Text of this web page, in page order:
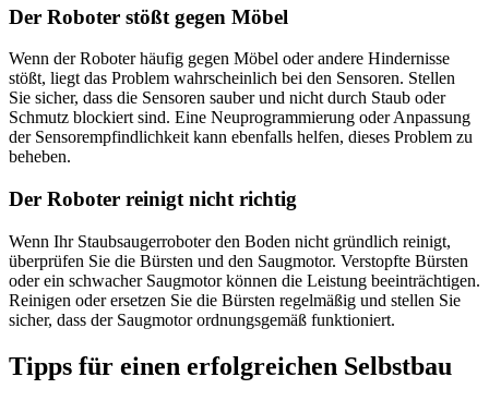
Der Roboter stößt gegen Möbel
Wenn der Roboter häufig gegen Möbel oder andere Hindernisse
stößt, liegt das Problem wahrscheinlich bei den Sensoren. Stellen
Sie sicher, dass die Sensoren sauber und nicht durch Staub oder
Schmutz blockiert sind. Eine Neuprogrammierung oder Anpassung
der Sensorempfindlichkeit kann ebenfalls helfen, dieses Problem zu
beheben.
Der Roboter reinigt nicht richtig
Wenn Ihr Staubsaugerroboter den Boden nicht gründlich reinigt,
überprüfen Sie die Bürsten und den Saugmotor. Verstopfte Bürsten
oder ein schwacher Saugmotor können die Leistung beeinträchtigen.
Reinigen oder ersetzen Sie die Bürsten regelmäßig und stellen Sie
sicher, dass der Saugmotor ordnungsgemäß funktioniert.
Tipps für einen erfolgreichen Selbstbau